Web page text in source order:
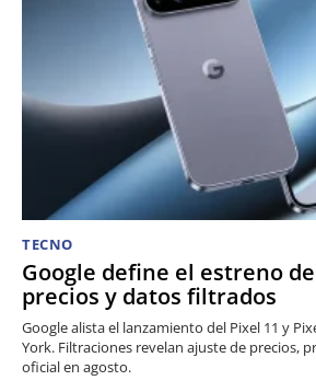
TECNO
Google define el estreno
precios y datos filtrados
Google alista el lanzamiento del Pixel 11 y
York. Filtraciones revelan ajuste de precios,
oficial en agosto.